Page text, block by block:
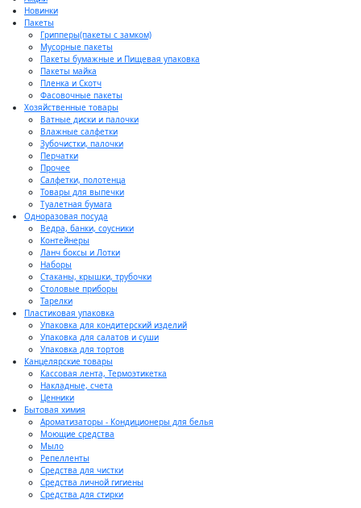
Новинки
Пакеты
Грипперы(пакеты с замком)
Мусорные пакеты
Пакеты бумажные и Пищевая упаковка
Пакеты майка
Пленка и Скотч
Фасовочные пакеты
Хозяйственные товары
Ватные диски и палочки
Влажные салфетки
Зубочистки, палочки
Перчатки
Прочее
Салфетки, полотенца
Товары для выпечки
Туалетная бумага
Одноразовая посуда
Ведра, банки, соусники
Контейнеры
Ланч боксы и Лотки
Наборы
Стаканы, крышки, трубочки
Столовые приборы
Тарелки
Пластиковая упаковка
Упаковка для кондитерский изделий
Упаковка для салатов и суши
Упаковка для тортов
Канцелярские товары
Кассовая лента, Термоэтикетка
Накладные, счета
Ценники
Бытовая химия
Ароматизаторы - Кондиционеры для белья
Моющие средства
Мыло
Репелленты
Средства для чистки
Средства личной гигиены
Средства для стирки